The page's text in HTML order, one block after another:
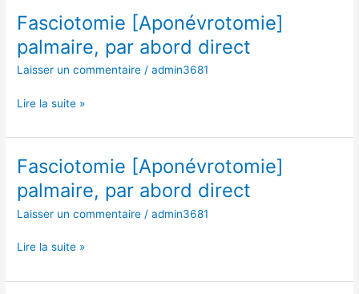
Fasciotomie [Aponévrotomie]
palmaire, par abord direct
Laisser un commentaire /admin3681
Fasciotomie
[Aponévrotomie]
palmaire,
par
direct
Lire la suite »
Fasciotomie [Aponévrotomie]
palmaire, par abord direct
Laisser un commentaire /admin3681
Fasciotomie
[Aponévrotomie]
palmaire,
par
direct
Lire la suite »